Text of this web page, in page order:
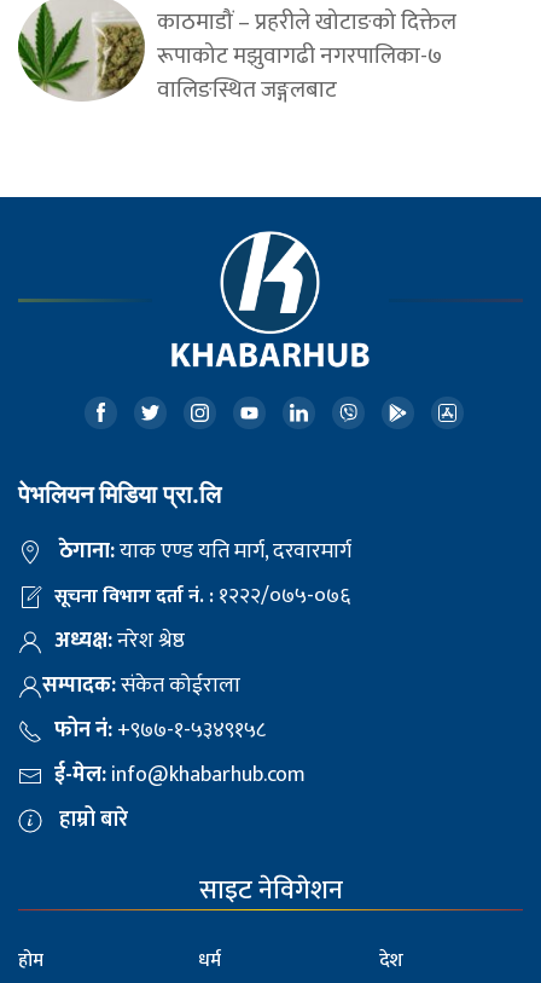
काठमाडौं – प्रहरीले खोटाङको दिक्तेल
रूपाकोट मझुवागढी नगरपालिका-७
वालिङस्थित जङ्गलबाट
पेभलियन मिडिया प्रा.लि
ठेगाना:याक एण्ड यति मार्ग, दरवारमार्ग
सूचना विभाग दर्ता नं. :१२२२/०७५-०७६
अध्यक्ष:नरेश श्रेष्ठ
सम्पादक:संकेत कोईराला
फोन नं:+९७७-१-५३४९१५८
ई-मेल:info@khabarhub.com
हाम्रो बारे
साइट नेविगेशन
होम
धर्म
देश